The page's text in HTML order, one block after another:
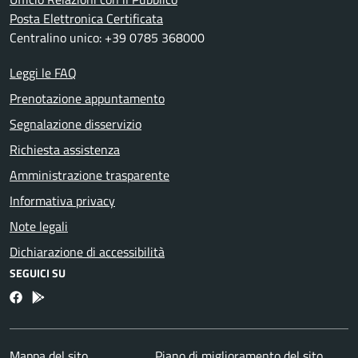
Posta Elettronica Certificata
Centralino unico: +39 0785 368000
Leggi le FAQ
Prenotazione appuntamento
Segnalazione disservizio
Richiesta assistenza
Amministrazione trasparente
Informativa privacy
Note legali
Dichiarazione di accessibilità
SEGUICI SU
FacebookBosa inApp